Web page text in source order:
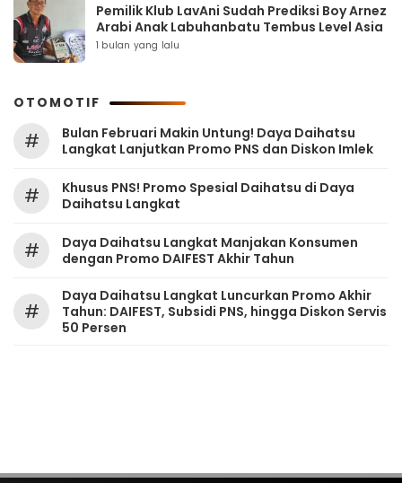
Pemilik Klub LavAni Sudah Prediksi Boy Arnez
Arabi Anak Labuhanbatu Tembus Level Asia
1 bulan yang lalu
OTOMOTIF
#
Bulan Februari Makin Untung! Daya Daihatsu
Langkat Lanjutkan Promo PNS dan Diskon Imlek
#
Khusus PNS! Promo Spesial Daihatsu di Daya
Daihatsu Langkat
#
Daya Daihatsu Langkat Manjakan Konsumen
dengan Promo DAIFEST Akhir Tahun
#
Daya Daihatsu Langkat Luncurkan Promo Akhir
Tahun: DAIFEST, Subsidi PNS, hingga Diskon Servis
50 Persen